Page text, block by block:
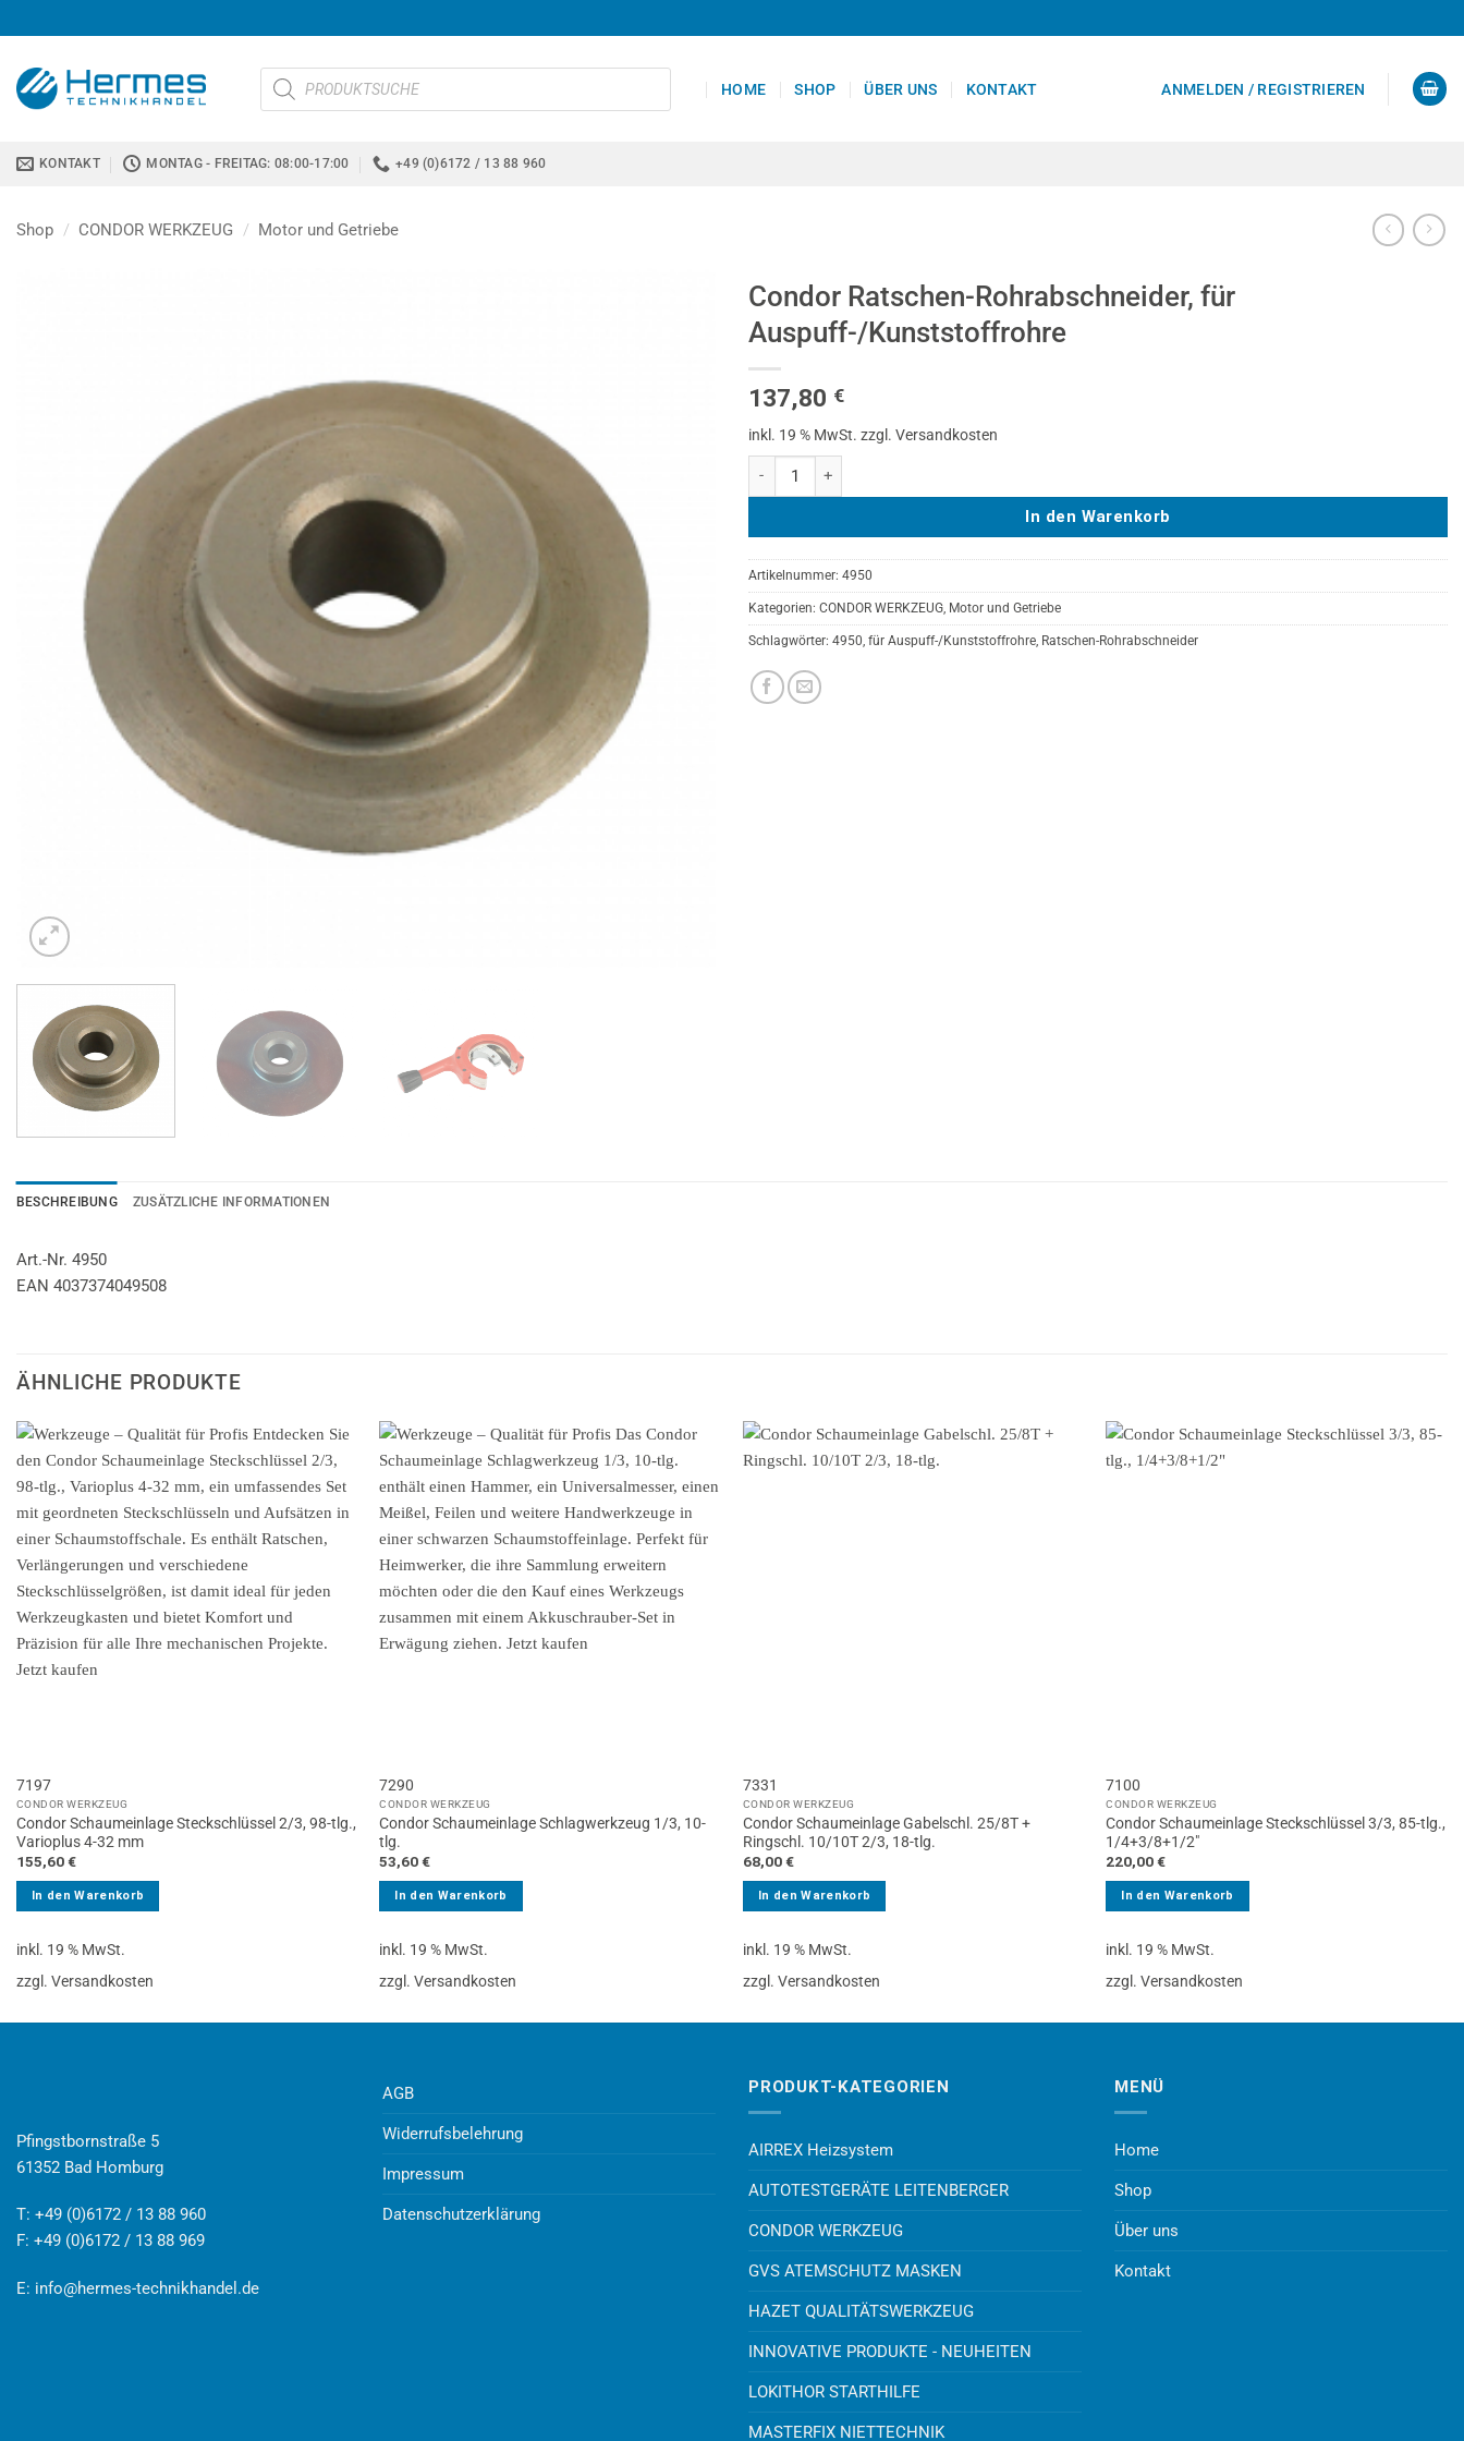
Inhalt
springen
Products
search
HOME SHOP ÜBER UNS KONTAKT ANMELDEN / REGISTRIEREN
KONTAKT MONTAG - FREITAG: 08:00-17:00 +49 (0)6172 / 13 88 960
Shop / CONDOR WERKZEUG / Motor und Getriebe
Condor Ratschen-Rohrabschneider, für
Auspuff-/Kunststoffrohre
137,80 €
inkl. 19 % MwSt. zzgl. Versandkosten
In den Warenkorb
Artikelnummer: 4950
Kategorien: CONDOR WERKZEUG Motor und Getriebe
Schlagwörter: 4950 für Auspuff-/Kunststoffrohre Ratschen-Rohrabschneider
BESCHREIBUNG ZUSÄTZLICHE INFORMATIONEN
Art.-Nr. 4950
EAN 4037374049508
ÄHNLICHE PRODUKTE
7197
CONDOR WERKZEUG
Condor Schaumeinlage Steckschlüssel 2/3, 98-tlg.,
Varioplus 4-32 mm
155,60€
In den Warenkorb
inkl. 19 % MwSt.
zzgl. Versandkosten
7290
CONDOR WERKZEUG
Condor Schaumeinlage Schlagwerkzeug 1/3, 10-
tlg.
53,60€
In den Warenkorb
inkl. 19 % MwSt.
zzgl. Versandkosten
7331
CONDOR WERKZEUG
Condor Schaumeinlage Gabelschl. 25/8T +
Ringschl. 10/10T 2/3, 18-tlg.
68,00€
In den Warenkorb
inkl. 19 % MwSt.
zzgl. Versandkosten
7100
CONDOR WERKZEUG
Condor Schaumeinlage Steckschlüssel 3/3, 85-tlg.,
1/4+3/8+1/2″
220,00€
In den Warenkorb
inkl. 19 % MwSt.
zzgl. Versandkosten
Pfingstbornstraße 5
61352 Bad Homburg
T: +49 (0)6172 / 13 88 960
F: +49 (0)6172 / 13 88 969
E: info@hermes-technikhandel.de
AGB
Widerrufsbelehrung
Impressum
Datenschutzerklärung
PRODUKT-KATEGORIEN
AIRREX Heizsystem
AUTOTESTGERÄTE LEITENBERGER
CONDOR WERKZEUG
GVS ATEMSCHUTZ MASKEN
HAZET QUALITÄTSWERKZEUG
INNOVATIVE PRODUKTE - NEUHEITEN
LOKITHOR STARTHILFE
MASTERFIX NIETTECHNIK
MENÜ
Home
Shop
Über uns
Kontakt